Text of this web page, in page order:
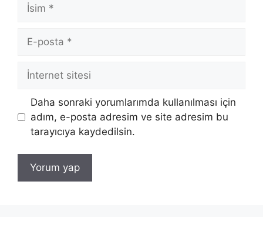
posta
İnternet
sitesi
Daha sonraki yorumlarımda kullanılması için
adım, e-posta adresim ve site adresim bu
tarayıcıya kaydedilsin.